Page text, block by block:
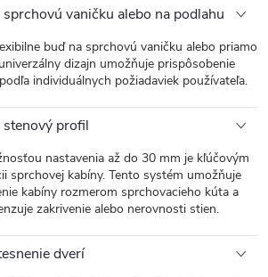
sprchovú vaničku alebo na podlahu
buď na sprchovú vaničku alebo priamo
dizajn umožňuje prispôsobenie
individuálnych požiadaviek používateľa.
profil
nastavenia až do 30 mm je kľúčovým
sprchovej kabíny. Tento systém umožňuje
kabíny rozmerom sprchovacieho kúta a
zakrivenie alebo nerovnosti stien.
dverí